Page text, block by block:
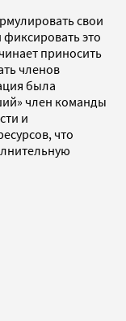
свои
это
приносить
членов
была
член команды
и
что